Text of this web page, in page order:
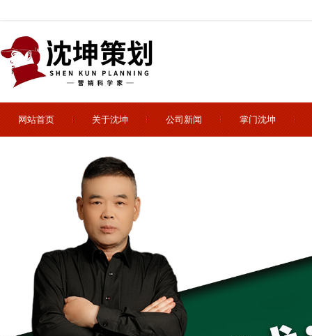
网站首页 关于沈坤 公司新闻 掌门沈坤